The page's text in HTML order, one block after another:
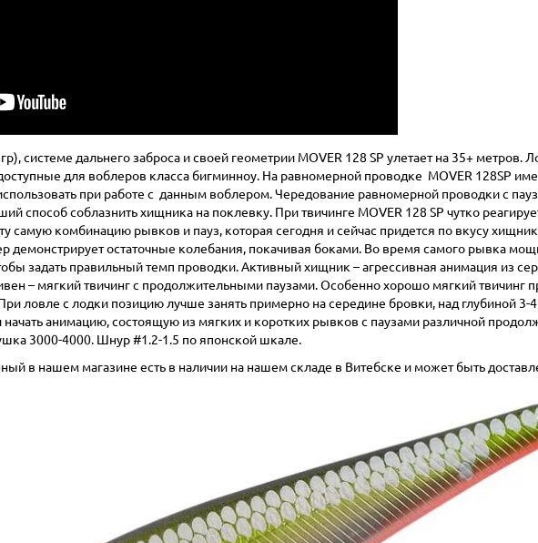
системе дальнего заброса и своей геометрии MOVER 128 SP улетает на 35+
для воблеров класса бигминноу. На равномерной проводке MOVER 128SP
при работе с данным воблером. Чередование равномерной проводки с
способ соблазнить хищника на поклевку. При твичинге MOVER 128 SP чутко
самую комбинацию рывков и пауз, которая сегодня и сейчас придется по вкусу
демонстрирует остаточные колебания, покачивая боками. Во время самого рывка
задать правильный темп проводки. Активный хищник – агрессивная анимация из
– мягкий твичинг с продолжительными паузами. Особенно хорошо мягкий твичинг
ловле с лодки позицию лучше занять примерно на середине бровки, над глубиной 3-
начать анимацию, состоящую из мягких и коротких рывков с паузами различной
3000-4000. Шнур #1.2-1.5 по японской шкале.
в нашем магазине есть в наличии на нашем складе в Витебске и может быть